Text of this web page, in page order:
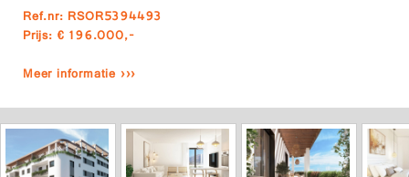
Ref.nr: RSOR5394493
Prijs: € 196.000,-
Meer informatie ›››